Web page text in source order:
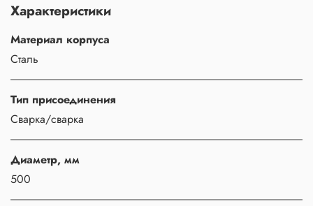
Характеристики
Материал корпуса
Сталь
Тип присоединения
Сварка/сварка
Диаметр, мм
500